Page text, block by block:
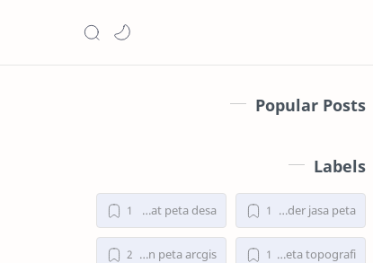
Popular Posts
Labels
cara order jasa peta
jasa buat peta desa
jasa buat peta topografi
jasa pembuatan peta arcgis